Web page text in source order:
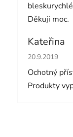
Děkuji moc.
Kateřina
Hodnocení
20.9.2019
Ochotný
Produkty